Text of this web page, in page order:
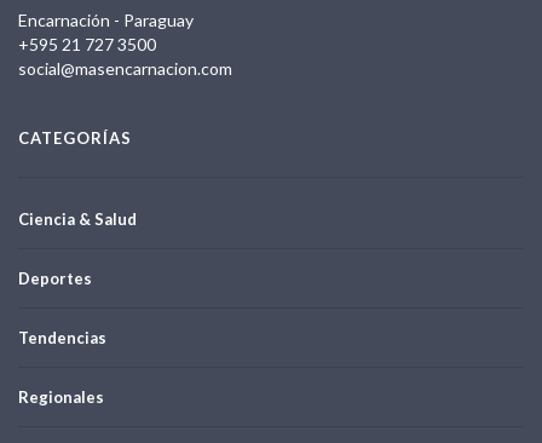
Encarnación - Paraguay
+595 21 727 3500
social@masencarnacion.com
CATEGORÍAS
Ciencia & Salud
Deportes
Tendencias
Regionales